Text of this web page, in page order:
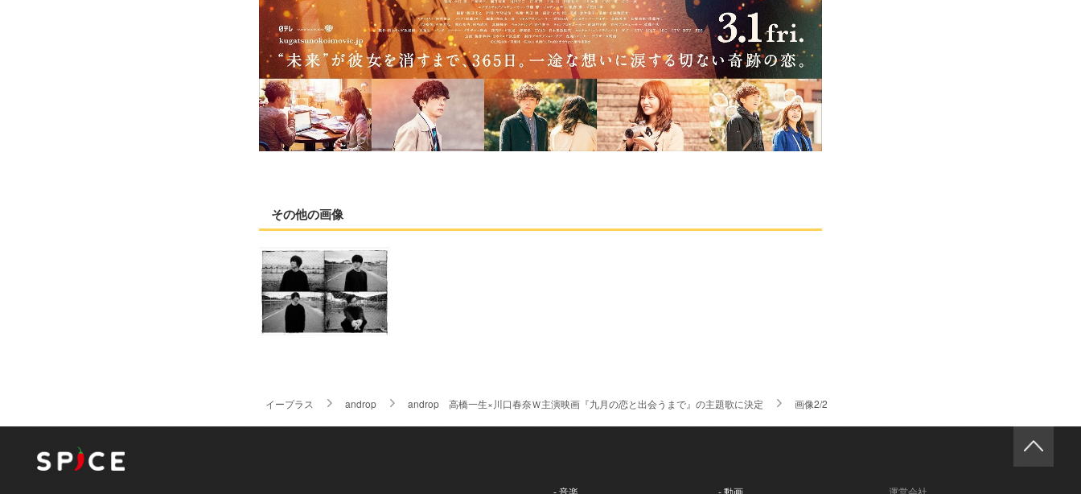
その他の画像
イープラス androp androp 高橋一生×川口春奈Ｗ主演映画『九月の恋と出会うまで』の主題歌に決定 画像2/2